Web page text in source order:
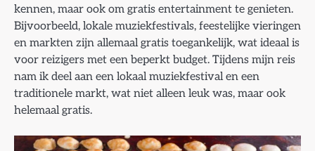
kennen, maar ook om gratis entertainment te genieten.
Bijvoorbeeld, lokale muziekfestivals, feestelijke vieringen
en markten zijn allemaal gratis toegankelijk, wat ideaal is
voor reizigers met een beperkt budget. Tijdens mijn reis
nam ik deel aan een lokaal muziekfestival en een
traditionele markt, wat niet alleen leuk was, maar ook
helemaal gratis.